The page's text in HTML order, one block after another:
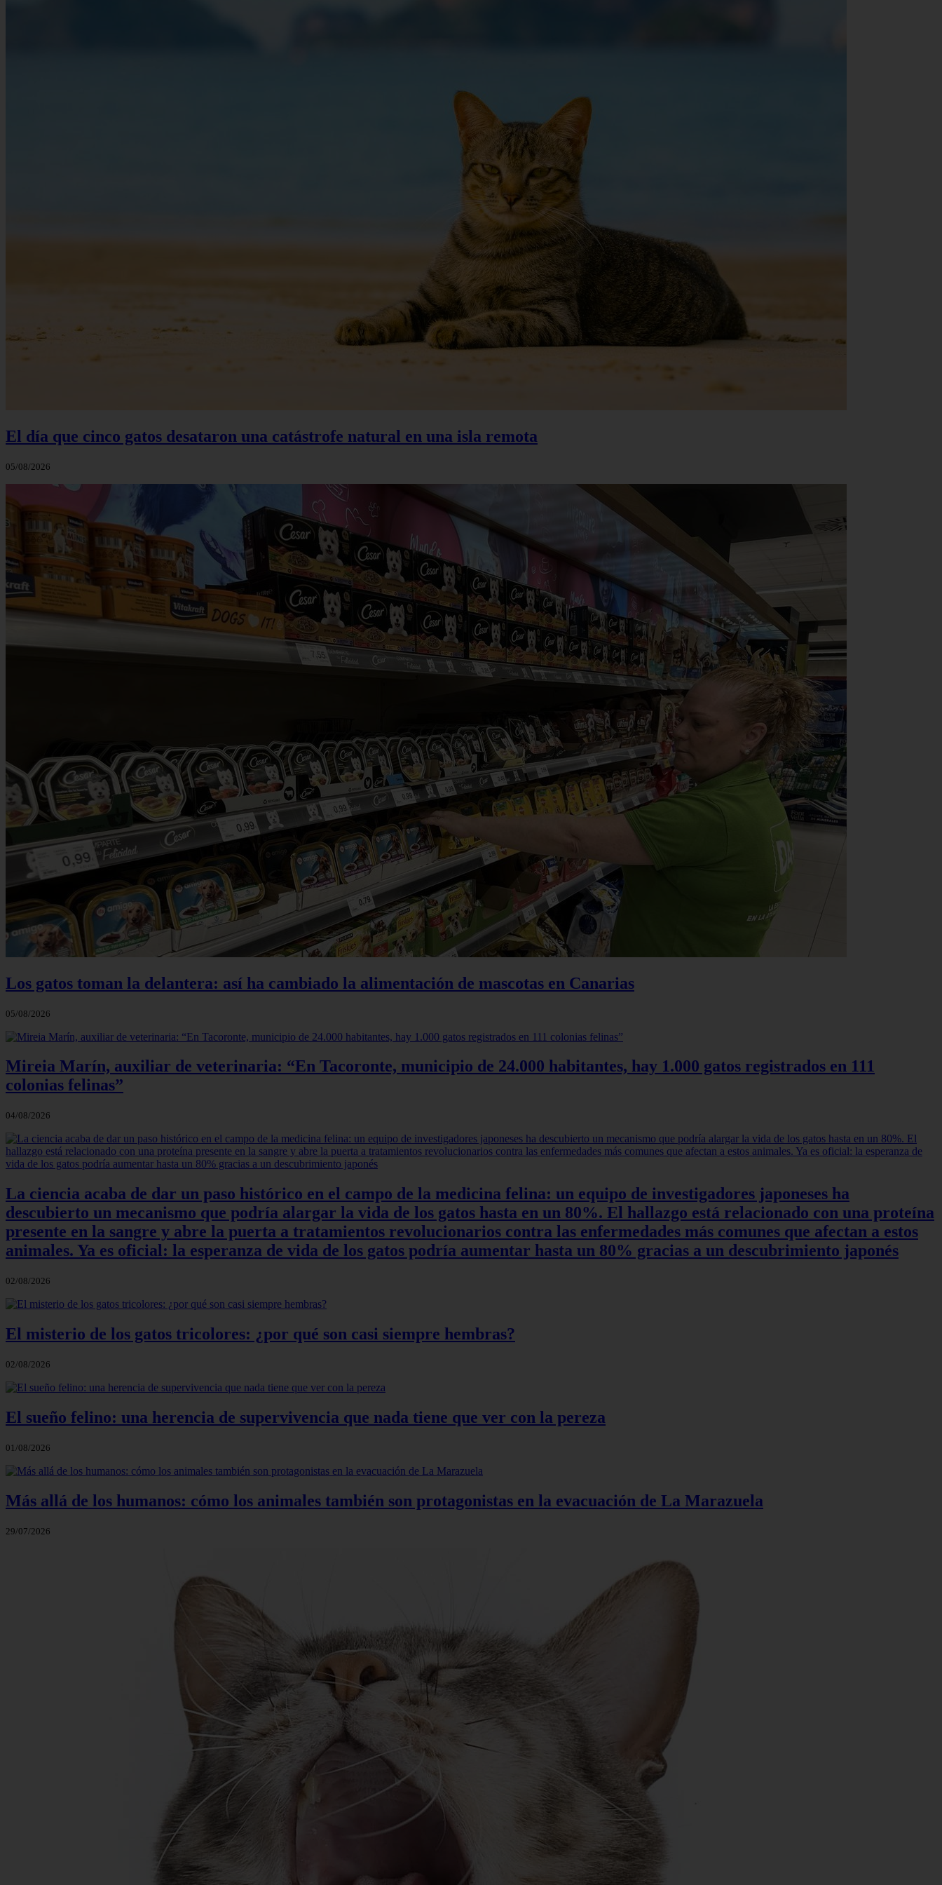
El día que cinco gatos desataron una catástrofe natural en una isla remota
05/08/2026
Los gatos toman la delantera: así ha cambiado la alimentación de mascotas en Canarias
05/08/2026
Mireia Marín, auxiliar de veterinaria: “En Tacoronte, municipio de 24.000 habitantes, hay 1.000 gatos registrados en 111
colonias felinas”
04/08/2026
La ciencia acaba de dar un paso histórico en el campo de la medicina felina: un equipo de investigadores japoneses ha
descubierto un mecanismo que podría alargar la vida de los gatos hasta en un 80%. El hallazgo está relacionado con una proteína
presente en la sangre y abre la puerta a tratamientos revolucionarios contra las enfermedades más comunes que afectan a estos
animales. Ya es oficial: la esperanza de vida de los gatos podría aumentar hasta un 80% gracias a un descubrimiento japonés
02/08/2026
El misterio de los gatos tricolores: ¿por qué son casi siempre hembras?
02/08/2026
El sueño felino: una herencia de supervivencia que nada tiene que ver con la pereza
01/08/2026
Más allá de los humanos: cómo los animales también son protagonistas en la evacuación de La Marazuela
29/07/2026